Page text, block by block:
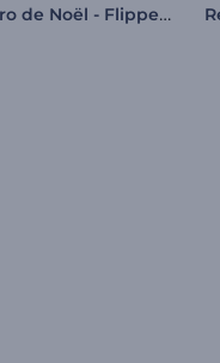
Intro de Noël - Flipper festif